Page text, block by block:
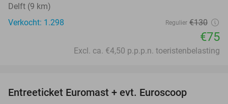
Delft (9 km)
Verkocht: 1.298
Regulier €130
€75
Excl. ca. €4,50 p.p.p.n. toeristenbelasting
Entreeticket Euromast + evt. Euroscoop